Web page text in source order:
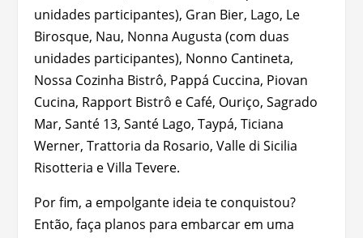
unidades participantes), Gran Bier, Lago, Le
Birosque, Nau, Nonna Augusta (com duas
unidades participantes), Nonno Cantineta,
Nossa Cozinha Bistrô, Pappá Cuccina, Piovan
Cucina, Rapport Bistrô e Café, Ouriço, Sagrado
Mar, Santé 13, Santé Lago, Taypá, Ticiana
Werner, Trattoria da Rosario, Valle di Sicilia
Risotteria e Villa Tevere.
Por fim, a empolgante ideia te conquistou?
Então, faça planos para embarcar em uma